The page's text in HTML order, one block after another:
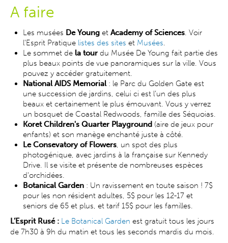
A faire
Les musées De Young et Academy of Sciences. Voir
l'Esprit Pratique listes des sites et Musées.
Le sommet de la tour du Musée De Young fait partie des
plus beaux points de vue panoramiques sur la ville. Vous
pouvez y accéder gratuitement.
National AIDS Memorial: le Parc du Golden Gate est
une succession de jardins, celui ci est l’un des plus
beaux et certainement le plus émouvant. Vous y verrez
un bosquet de Coastal Redwoods, famille des Séquoias.
Koret Children's Quarter Playground (aire de jeux pour
enfants) et son manège enchanté juste à côté.
Le Consevatory of Flowers, un spot des plus
photogénique, avec jardins à la française sur Kennedy
Drive. Il se visite et présente de nombreuses espèces
d'orchidées.
Botanical Garden : Un ravissement en toute saison ! 7$
pour les non résident adultes, 5$ pour les 12-17 et
seniors de 65 et plus, et tarif 15$ pour les familles.
L’Esprit Rusé : Le Botanical Garden est gratuit tous les jours
de 7h30 à 9h du matin et tous les seconds mardis du mois.